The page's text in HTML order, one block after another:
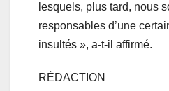
lesquels, plus tard, nous
responsables d’une
insultés », a-t-il affirmé.
RÉDACTION